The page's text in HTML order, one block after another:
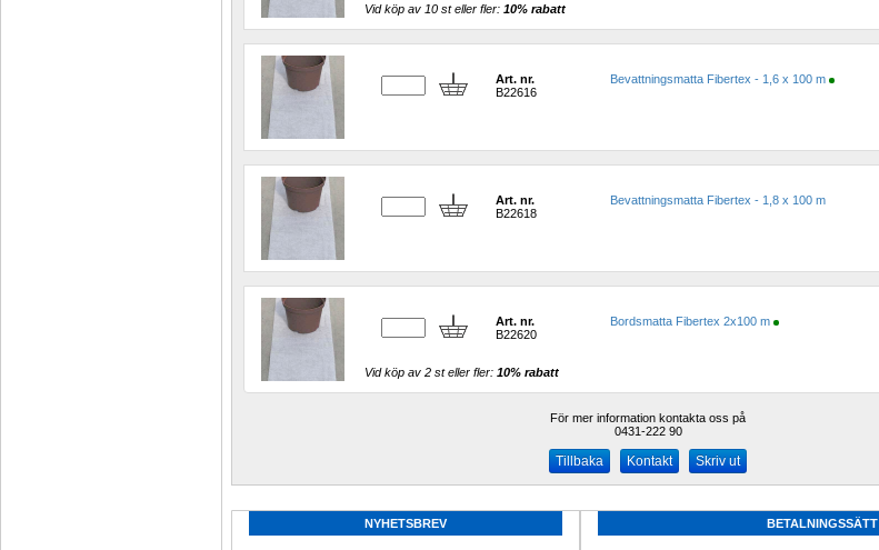
Vid köp av 10 st eller fler: 10% rabatt
Art. nr.
B22616
Bevattningsmatta Fibertex - 1,6 x 100 m
Art. nr.
B22618
Bevattningsmatta Fibertex - 1,8 x 100 m
Art. nr.
B22620
Bordsmatta Fibertex 2x100 m
Vid köp av 2 st eller fler: 10% rabatt
För mer information kontakta oss på
0431-222 90
Kontakt Skriv ut
NYHETSBREV BETALNINGSSÄTT